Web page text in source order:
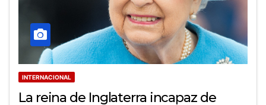
INTERNACIONAL
La reina de Inglaterra incapaz de